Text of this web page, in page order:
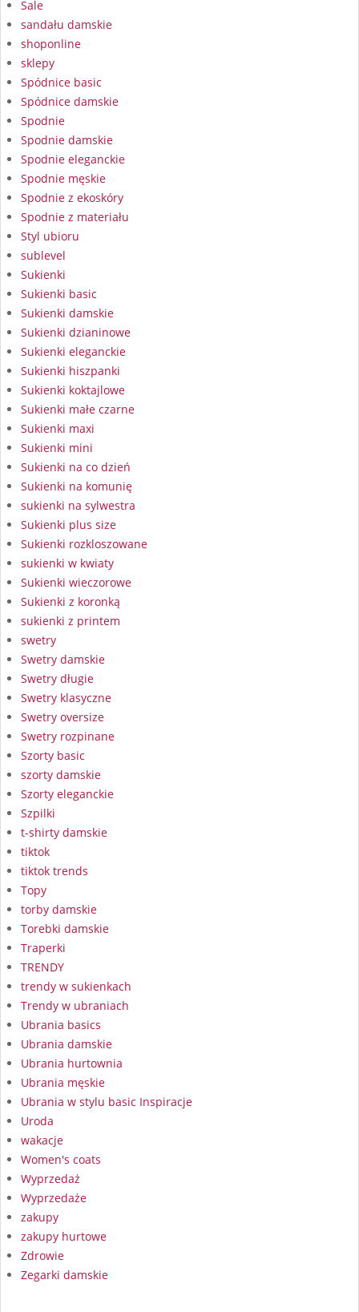
Sale
sandału damskie
shoponline
sklepy
Spódnice basic
Spódnice damskie
Spodnie
Spodnie damskie
Spodnie eleganckie
Spodnie męskie
Spodnie z ekoskóry
Spodnie z materiału
Styl ubioru
sublevel
Sukienki
Sukienki basic
Sukienki damskie
Sukienki dzianinowe
Sukienki eleganckie
Sukienki hiszpanki
Sukienki koktajlowe
Sukienki małe czarne
Sukienki maxi
Sukienki mini
Sukienki na co dzień
Sukienki na komunię
sukienki na sylwestra
Sukienki plus size
Sukienki rozkloszowane
sukienki w kwiaty
Sukienki wieczorowe
Sukienki z koronką
sukienki z printem
swetry
Swetry damskie
Swetry długie
Swetry klasyczne
Swetry oversize
Swetry rozpinane
Szorty basic
szorty damskie
Szorty eleganckie
Szpilki
t-shirty damskie
tiktok
tiktok trends
Topy
torby damskie
Torebki damskie
Traperki
TRENDY
trendy w sukienkach
Trendy w ubraniach
Ubrania basics
Ubrania damskie
Ubrania hurtownia
Ubrania męskie
Ubrania w stylu basic Inspiracje
Uroda
wakacje
Women's coats
Wyprzedaż
Wyprzedaże
zakupy
zakupy hurtowe
Zdrowie
Zegarki damskie